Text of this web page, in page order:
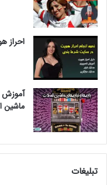
احراز
ماشین
تبلیغات